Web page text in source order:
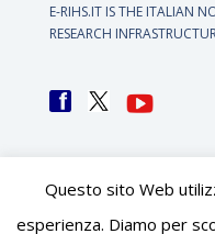
E-RIHS.IT IS THE ITALIAN
RESEARCH
Questo sito Web
esperienza. Diamo per